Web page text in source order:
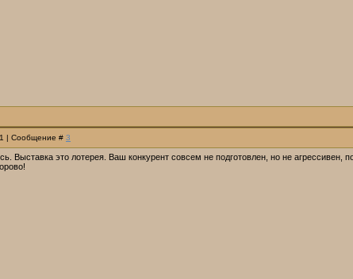
| Сообщение # 3
Выставка это лотерея. Ваш конкурент совсем не подготовлен, но не